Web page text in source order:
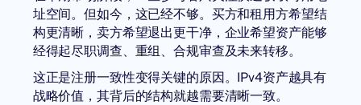
址空间。但如今，这已经不够。买方和租用方希望结
构更清晰，卖方希望退出更干净，企业希望资产能够
经得起尽职调查、重组、合规审查及未来转移。
这正是注册一致性变得关键的原因。IPv4资产越具有
战略价值，其背后的结构就越需要清晰一致。